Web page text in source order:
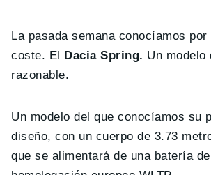
La pasada semana conocíamos
coste. El
Dacia Spring. Un
razonable.
Un modelo del que conocíamos su
diseño, con un cuerpo de 3.73
que se alimentará de una batería